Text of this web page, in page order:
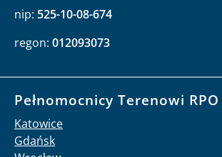
nip: 525-10-08-674
regon: 012093073
Pełnomocnicy Terenowi RPO
Katowice
Gdańsk